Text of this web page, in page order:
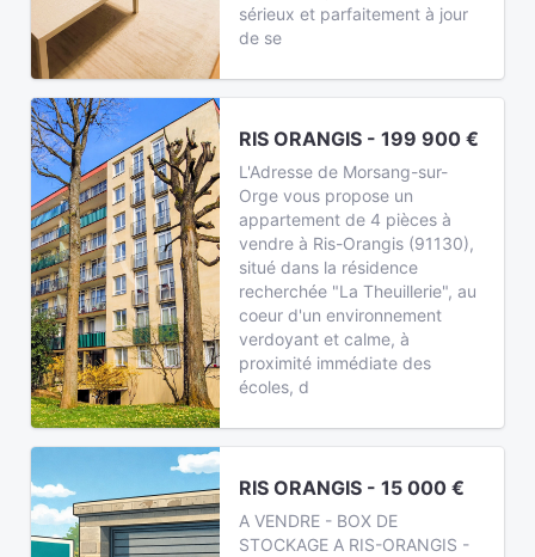
sérieux et parfaitement à jour
de se
RIS ORANGIS - 199 900 €
L'Adresse de Morsang-sur-
Orge vous propose un
appartement de 4 pièces à
vendre à Ris-Orangis (91130),
situé dans la résidence
recherchée "La Theuillerie", au
coeur d'un environnement
verdoyant et calme, à
proximité immédiate des
écoles, d
RIS ORANGIS - 15 000 €
A VENDRE - BOX DE
STOCKAGE A RIS-ORANGIS -